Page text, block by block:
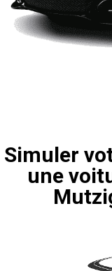
Simuler
une